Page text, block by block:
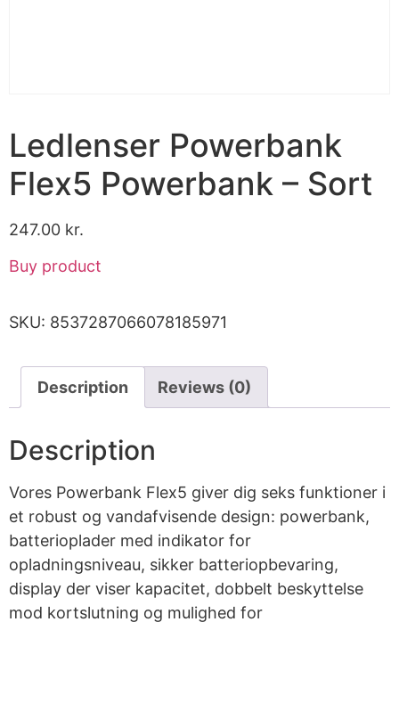
Ledlenser Powerbank
Flex5 Powerbank – Sort
247.00 kr.
Buy product
SKU: 8537287066078185971
Description Reviews (0)
Description
Vores Powerbank Flex5 giver dig seks funktioner i
et robust og vandafvisende design: powerbank,
batterioplader med indikator for
opladningsniveau, sikker batteriopbevaring,
display der viser kapacitet, dobbelt beskyttelse
mod kortslutning og mulighed for